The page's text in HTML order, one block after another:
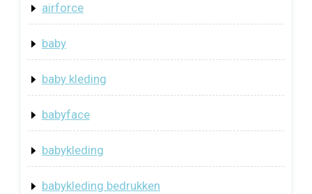
airforce
baby
baby kleding
babyface
babykleding
babykleding bedrukken